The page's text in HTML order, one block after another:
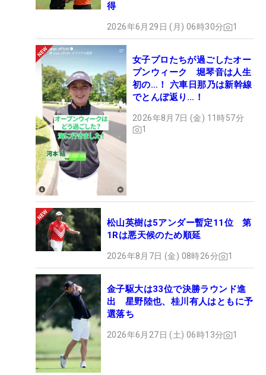
得
2026年6月29日 (月) 06時30分 1
女子プロたちが過ごしたオー
プンウィーク 堀琴音は人生
初の…！ 六車日那乃は新幹線
でとんぼ返り…！
2026年8月7日 (金) 11時57分
1
松山英樹は5アンダー暫定11位 第
1Rは悪天候のため順延
2026年8月7日 (金) 08時26分 1
金子駆大は33位で決勝ラウンド進
出 星野陸也、桂川有人はともに予
選落ち
2026年6月27日 (土) 06時13分 1